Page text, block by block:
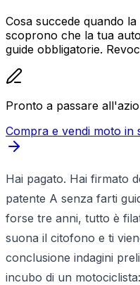
Cosa succede quando
scoprono che la tua
guide obbligatorie.
Pronto a passare
Compra e vendi moto
Hai pagato. Hai firmato
patente A senza farti
forse tre anni, tutto è
suona il citofono e ti
conclusione indagini
incubo di un